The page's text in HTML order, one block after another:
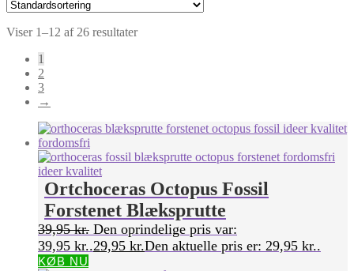
Viser 1–12 af 26 resultater
1
2
3
→
Ortchoceras Octopus Fossil
Forstenet Blæksprutte
39,95kr. Den oprindelige pris var:
39,95 kr..29,95 kr.Den aktuelle pris er: 29,95 kr..
KØB NU